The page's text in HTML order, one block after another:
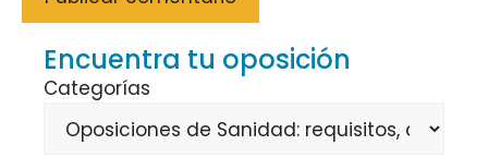
Encuentra tu oposición
Categorías